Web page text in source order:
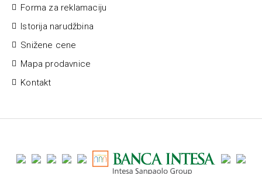
Forma za reklamaciju
Istorija narudžbina
Snižene cene
Mapa prodavnice
Kontakt